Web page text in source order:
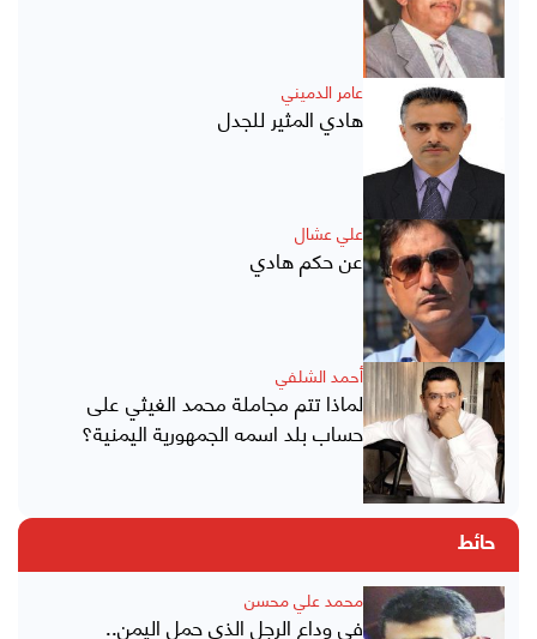
عامر الدميني
هادي المثير للجدل
علي عشال
عن حكم هادي
أحمد الشلفي
لماذا تتم مجاملة محمد الغيثي على
حساب بلد اسمه الجمهورية اليمنية؟
حائط
محمد علي محسن
في وداع الرجل الذي حمل اليمن..